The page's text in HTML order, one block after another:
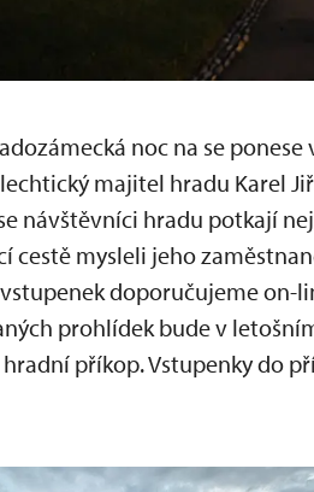
noc na se
majitel hradu Karel
návštěvníci hradu potkají
cestě mysleli jeho
doporučujeme on-
prohlídek bude v
příkop. Vstupenky do